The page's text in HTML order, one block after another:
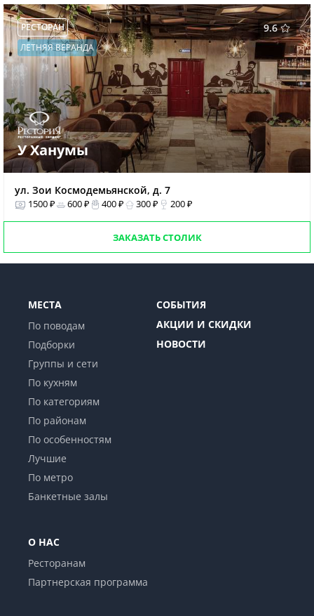
9.6
РЕСТОРАН
ЛЕТНЯЯ ВЕРАНДА
У Ханумы
ул. Зои Космодемьянской, д. 7
1500 ₽ 600 ₽ 400 ₽ 300 ₽ 200 ₽
ЗАКАЗАТЬ СТОЛИК
МЕСТА
По поводам
Подборки
Группы и сети
По кухням
По категориям
По районам
По особенностям
Лучшие
По метро
Банкетные залы
СОБЫТИЯ
АКЦИИ И СКИДКИ
НОВОСТИ
О НАС
Ресторанам
Партнерская программа